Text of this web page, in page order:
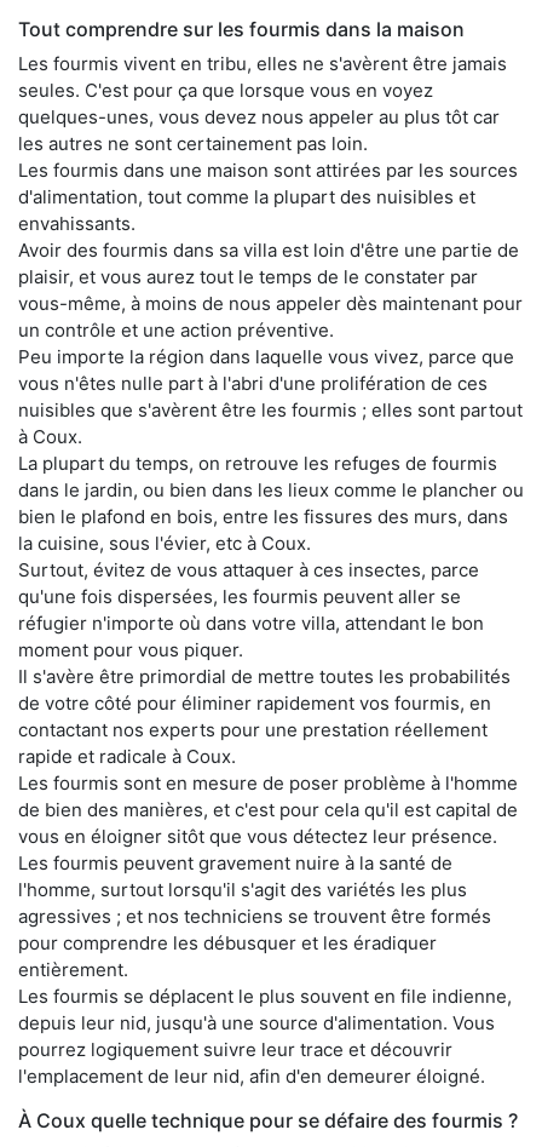
Tout comprendre sur les fourmis dans la maison
Les fourmis vivent en tribu, elles ne s'avèrent être jamais
seules. C'est pour ça que lorsque vous en voyez
quelques-unes, vous devez nous appeler au plus tôt car
les autres ne sont certainement pas loin.
Les fourmis dans une maison sont attirées par les sources
d'alimentation, tout comme la plupart des nuisibles et
envahissants.
Avoir des fourmis dans sa villa est loin d'être une partie de
plaisir, et vous aurez tout le temps de le constater par
vous-même, à moins de nous appeler dès maintenant pour
un contrôle et une action préventive.
Peu importe la région dans laquelle vous vivez, parce que
vous n'êtes nulle part à l'abri d'une prolifération de ces
nuisibles que s'avèrent être les fourmis ; elles sont partout
à Coux.
La plupart du temps, on retrouve les refuges de fourmis
dans le jardin, ou bien dans les lieux comme le plancher ou
bien le plafond en bois, entre les fissures des murs, dans
la cuisine, sous l'évier, etc à Coux.
Surtout, évitez de vous attaquer à ces insectes, parce
qu'une fois dispersées, les fourmis peuvent aller se
réfugier n'importe où dans votre villa, attendant le bon
moment pour vous piquer.
Il s'avère être primordial de mettre toutes les probabilités
de votre côté pour éliminer rapidement vos fourmis, en
contactant nos experts pour une prestation réellement
rapide et radicale à Coux.
Les fourmis sont en mesure de poser problème à l'homme
de bien des manières, et c'est pour cela qu'il est capital de
vous en éloigner sitôt que vous détectez leur présence.
Les fourmis peuvent gravement nuire à la santé de
l'homme, surtout lorsqu'il s'agit des variétés les plus
agressives ; et nos techniciens se trouvent être formés
pour comprendre les débusquer et les éradiquer
entièrement.
Les fourmis se déplacent le plus souvent en file indienne,
depuis leur nid, jusqu'à une source d'alimentation. Vous
pourrez logiquement suivre leur trace et découvrir
l'emplacement de leur nid, afin d'en demeurer éloigné.
À Coux quelle technique pour se défaire des fourmis ?